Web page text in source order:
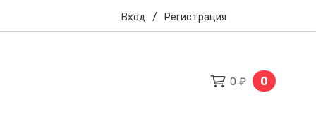
Вход / Регистрация
0 ₽ 0